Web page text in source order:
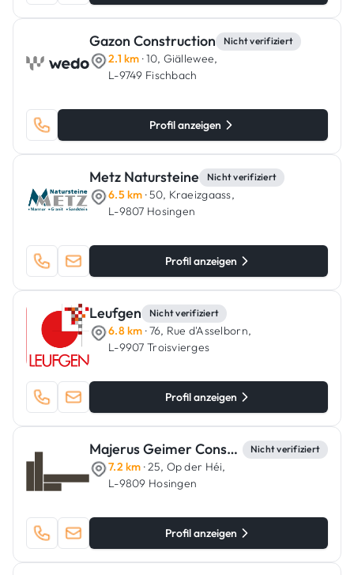
Gazon Construction Nicht verifiziert
2.1 km · 10, Giällewee,
L-9749 Fischbach
Profil anzeigen
Metz Natursteine Nicht verifiziert
6.5 km · 50, Kraeizgaass,
L-9807 Hosingen
Profil anzeigen
Leufgen Nicht verifiziert
6.8 km · 76, Rue d'Asselborn,
L-9907 Troisvierges
Profil anzeigen
Majerus Geimer Constructions Nicht verifiziert
7.2 km · 25, Op der Héi,
L-9809 Hosingen
Profil anzeigen